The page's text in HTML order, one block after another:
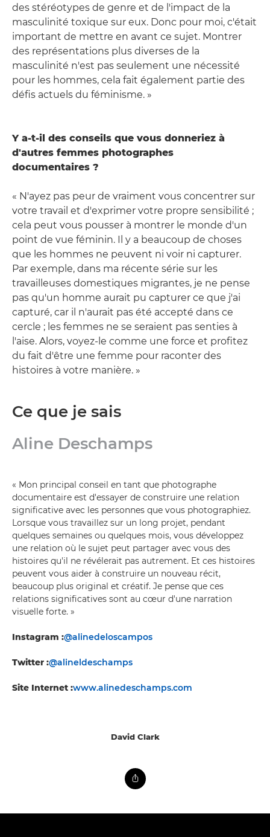
des stéréotypes de genre et de l'impact de la
masculinité toxique sur eux. Donc pour moi, c'était
important de mettre en avant ce sujet. Montrer
des représentations plus diverses de la
masculinité n'est pas seulement une nécessité
pour les hommes, cela fait également partie des
défis actuels du féminisme. »
Y a-t-il des conseils que vous donneriez à
d'autres femmes photographes
documentaires ?
« N'ayez pas peur de vraiment vous concentrer sur
votre travail et d'exprimer votre propre sensibilité ;
cela peut vous pousser à montrer le monde d'un
point de vue féminin. Il y a beaucoup de choses
que les hommes ne peuvent ni voir ni capturer.
Par exemple, dans ma récente série sur les
travailleuses domestiques migrantes, je ne pense
pas qu'un homme aurait pu capturer ce que j'ai
capturé, car il n'aurait pas été accepté dans ce
cercle ; les femmes ne se seraient pas senties à
l'aise. Alors, voyez-le comme une force et profitez
du fait d'être une femme pour raconter des
histoires à votre manière. »
Ce que je sais
Aline Deschamps
« Mon principal conseil en tant que photographe
documentaire est d'essayer de construire une relation
significative avec les personnes que vous photographiez.
Lorsque vous travaillez sur un long projet, pendant
quelques semaines ou quelques mois, vous développez
une relation où le sujet peut partager avec vous des
histoires qu'il ne révélerait pas autrement. Et ces histoires
peuvent vous aider à construire un nouveau récit,
beaucoup plus original et créatif. Je pense que ces
relations significatives sont au cœur d'une narration
visuelle forte. »
Instagram :@alinedeloscampos
Twitter :@alineldeschamps
Site Internet :www.alinedeschamps.com
David Clark